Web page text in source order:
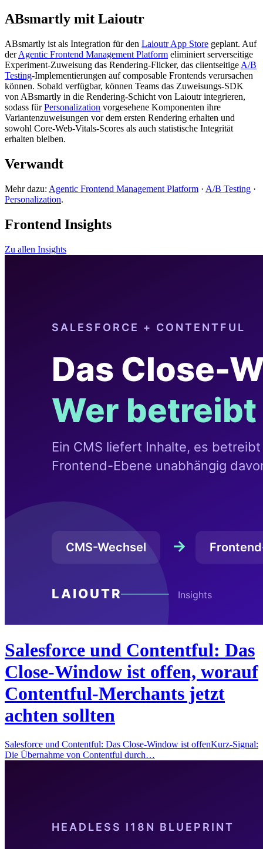
ABsmartly mit Laioutr
ABsmartly ist als Integration für den Laioutr App Store geplant. Auf
derAgentic Frontend Management Platform eliminiert serverseitige
Experiment-Zuweisung das Rendering-Flicker, das clientseitige A/B
Testing-Implementierungen auf composable Frontends verursachen
können. Sobald verfügbar, können Teams das Zuweisungs-SDK
von ABsmartly in die Rendering-Schicht von Laioutr integrieren,
sodass fürPersonalization vorgesehene Komponenten ihre
Variantenzuweisungen vor dem ersten Rendering erhalten und
sowohl Core-Web-Vitals-Scores als auch statistische Integrität
erhalten bleiben.
Verwandt
Mehr dazu: Agentic Frontend Management Platform · A/B Testing ·
Personalization.
Frontend Insights
Zu allen Insights
Salesforce und Contentful: Das
Close-Window ist offen, worauf
Contentful-Merchants jetzt
achten sollten
Salesforce und Contentful: Das Close-Window ist offenKurz-Signal:
Die Übernahme von Contentful durch…